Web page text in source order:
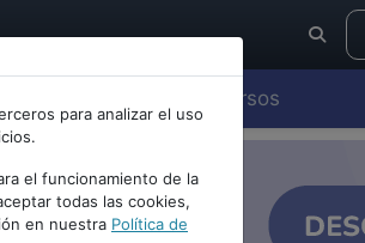
Cursos
para analizar el uso
el funcionamiento de la
todas las cookies,
en nuestra Política de